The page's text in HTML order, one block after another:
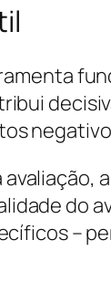
do
–